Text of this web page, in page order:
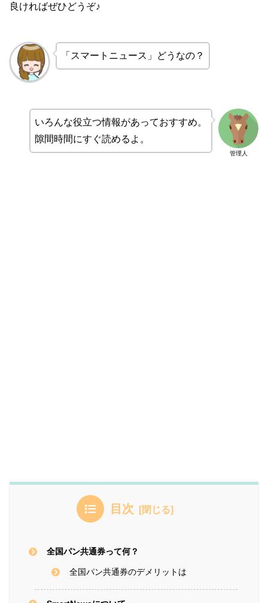
良ければぜひどうぞ♪
「スマートニュース」どうなの？
管理人
いろんな役立つ情報があっておすすめ。
隙間時間にすぐ読めるよ。
目次
全国パン共通券って何？
全国パン共通券のデメリットは